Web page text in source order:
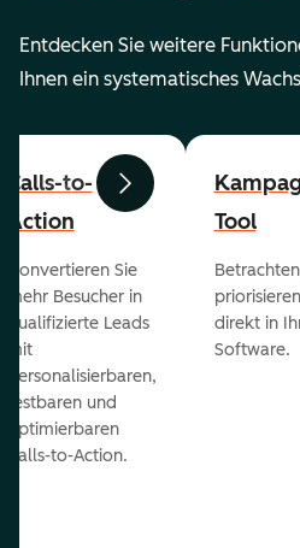
Entdecken Sie weitere
Ihnen ein systematisches
ZurückWeiter
Calls-to-
Action
Konvertieren Sie
mehr Besucher in
qualifizierte Leads
mit
personalisierbaren,
testbaren und
optimierbaren
Calls-to-Action.
Tool
direkt in
Software.